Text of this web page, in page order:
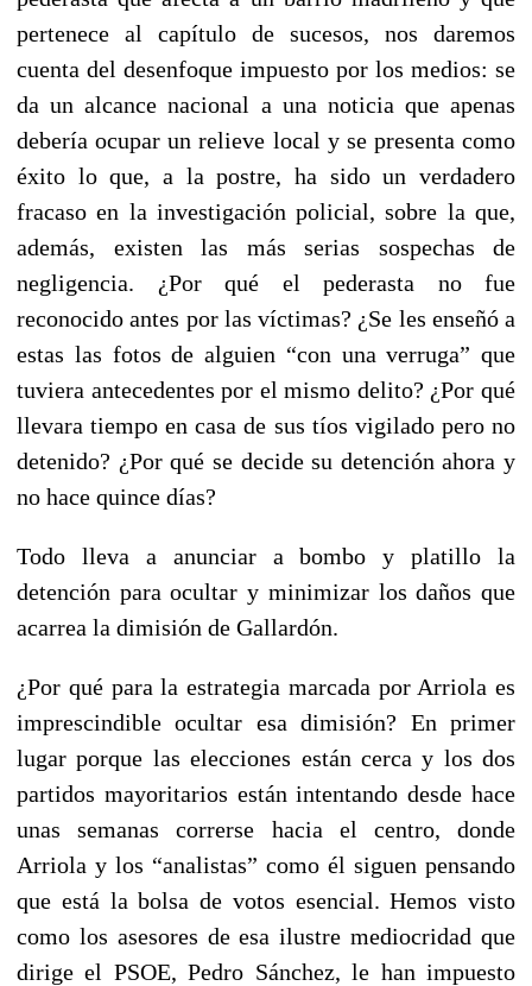
pertenece al capítulo de sucesos, nos daremos
cuenta del desenfoque impuesto por los medios: se
da un alcance nacional a una noticia que apenas
debería ocupar un relieve local y se presenta como
éxito lo que, a la postre, ha sido un verdadero
fracaso en la investigación policial, sobre la que,
además, existen las más serias sospechas de
negligencia. ¿Por qué el pederasta no fue
reconocido antes por las víctimas? ¿Se les enseñó a
estas las fotos de alguien “con una verruga” que
tuviera antecedentes por el mismo delito? ¿Por qué
llevara tiempo en casa de sus tíos vigilado pero no
detenido? ¿Por qué se decide su detención ahora y
no hace quince días?
Todo lleva a anunciar a bombo y platillo la
detención para ocultar y minimizar los daños que
acarrea la dimisión de Gallardón.
¿Por qué para la estrategia marcada por Arriola es
imprescindible ocultar esa dimisión? En primer
lugar porque las elecciones están cerca y los dos
partidos mayoritarios están intentando desde hace
unas semanas correrse hacia el centro, donde
Arriola y los “analistas” como él siguen pensando
que está la bolsa de votos esencial. Hemos visto
como los asesores de esa ilustre mediocridad que
dirige el PSOE, Pedro Sánchez, le han impuesto